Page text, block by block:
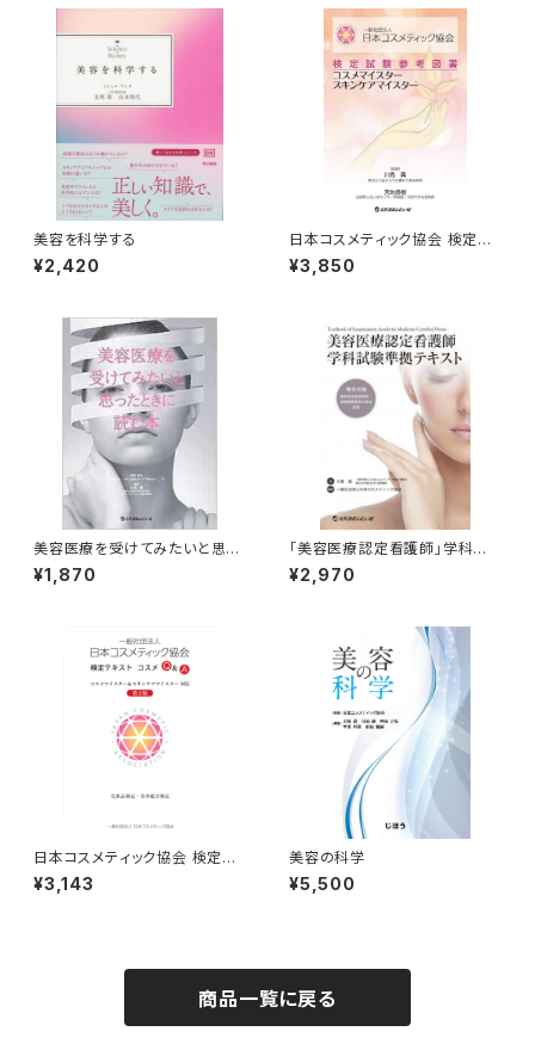
美容を科学する
¥2,420
日本コスメティック協会 検定試
験参考図書（コスメマイスター・
スキンケアマイスター）
¥3,850
美容医療を受けてみたいと思っ
たときに読む本
¥1,870
「美容医療認定看護師」学科試
験準拠テキスト
¥2,970
日本コスメティック協会 検定テ
キスト（コスメQ＆A） 第2版
¥3,143
美容の科学
¥5,500
商品一覧に戻る